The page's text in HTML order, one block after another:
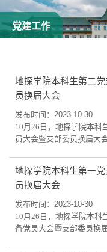
党建工作
地探学院本科生第二
员换届大会
发布时间：2023-10-30
10月26日，地探学院本科
员大会暨支部委员换届大
读《入党志愿书》，汇报
的学习心得与体会等现实
心。培养联系人、支部委
地探学院本科生第一
员换届大会
发布时间：2023-10-30
10月26日，地探学院本科
备党员大会暨支部委员换